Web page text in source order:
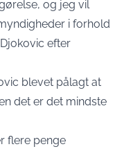
og jeg vil
i forhold
efter
blevet pålagt at
det er det mindste
flere penge